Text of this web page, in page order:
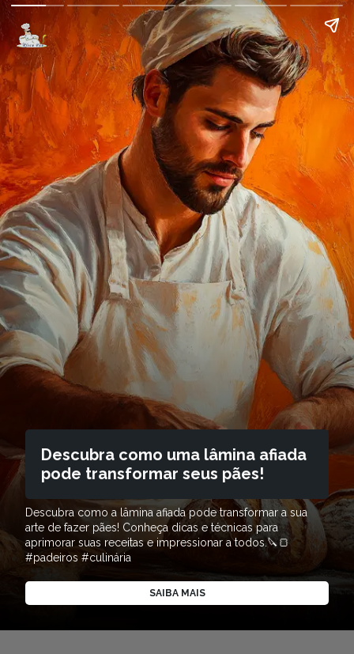
Descubra como uma lâmina afiada
pode transformar seus pães!
Descubra como a lâmina afiada pode transformar a sua
arte de fazer pães! Conheça dicas e técnicas para
aprimorar suas receitas e impressionar a todos.🔪🍞
#padeiros #culinária
SAIBA MAIS